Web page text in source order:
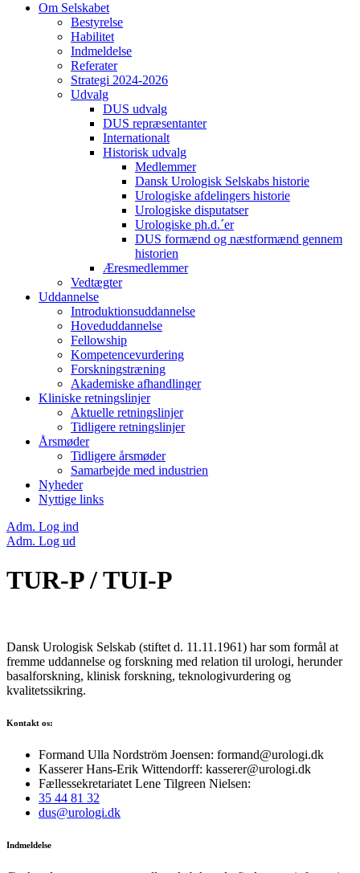
Om Selskabet
Bestyrelse
Habilitet
Indmeldelse
Referater
Strategi 2024-2026
Udvalg
DUS udvalg
DUS repræsentanter
Internationalt
Historisk udvalg
Medlemmer
Dansk Urologisk Selskabs historie
Urologiske afdelingers historie
Urologiske disputatser
Urologiske ph.d.´er
DUS formænd og næstformænd gennem
historien
Æresmedlemmer
Vedtægter
Uddannelse
Introduktionsuddannelse
Hoveduddannelse
Fellowship
Kompetencevurdering
Forskningstræning
Akademiske afhandlinger
Kliniske retningslinjer
Aktuelle retningslinjer
Tidligere retningslinjer
Årsmøder
Tidligere årsmøder
Samarbejde med industrien
Nyheder
Nyttige links
Adm. Log ind
Adm. Log ud
TUR-P / TUI-P
Dansk Urologisk Selskab (stiftet d. 11.11.1961) har som formål at
fremme uddannelse og forskning med relation til urologi, herunder
basalforskning, klinisk forskning, teknologivurdering og
kvalitetssikring.
Kontakt os:
Formand Ulla Nordström Joensen: formand@urologi.dk
Kasserer Hans-Erik Wittendorff: kasserer@urologi.dk
Fællessekretariatet Lene Tilgreen Nielsen:
35 44 81 32
dus@urologi.dk
Indmeldelse